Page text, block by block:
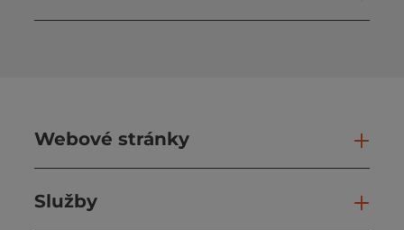
Webové stránky
Služby